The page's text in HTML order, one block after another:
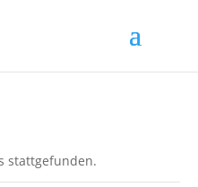
stattgefunden.